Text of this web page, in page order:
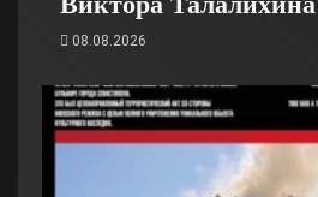
08.08.2026